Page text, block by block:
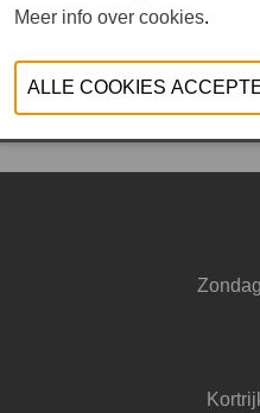
Meer info over cookies.